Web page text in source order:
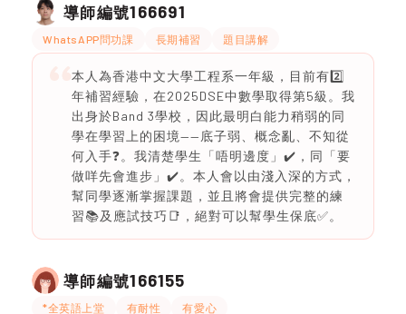
導師編號166691
WhatsAPP問功課 長期補習 題目講解
本人為香港中文大學工程系一年級，目前有2️⃣
年補習經驗，在2025DSE中數學取得第5級。我
出身於Band 3學校，因此最明白能力稍弱的同
學在學習上的困境——底子弱、概念亂、不知從
何入手❓️。我清楚學生「唔明邊度」✔️，同「要
做咩先會進步」✔️。本人會以由淺入深的方式，
幫同學逐漸掌握課題，並且將會提供完整的練
習📚及應試技巧📑，絕對可以幫學生保底✅️。
導師編號166155
*全英語上堂 有耐性 有愛心